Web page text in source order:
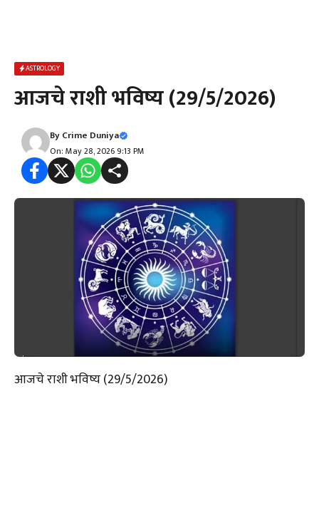
ASTROLOGY
आजचे राशी भविष्य (29/5/2026)
ByCrime Duniya
On: May 28, 2026 9:13 PM
आजचे राशी भविष्य (29/5/2026)